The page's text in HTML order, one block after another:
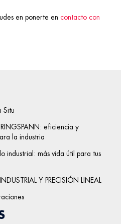
en ponerte en contacto con
Situ
eficiencia y
la industria
industrial: más vida útil para tus
Y PRECISIÓN LINEAL